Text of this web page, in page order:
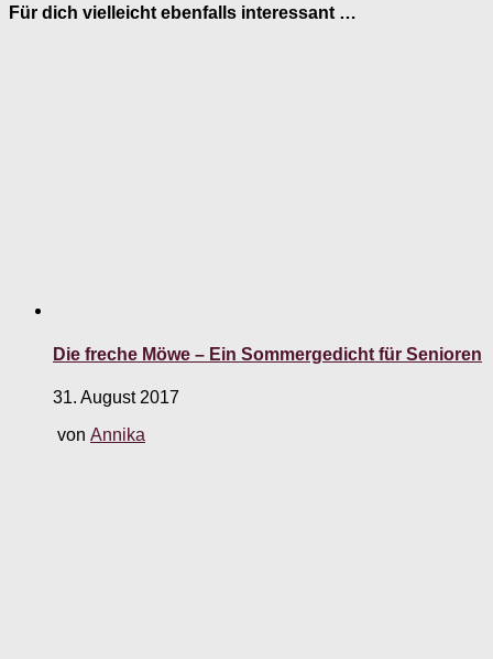
Für dich vielleicht ebenfalls interessant …
Die freche Möwe – Ein Sommergedicht für Senioren
31. August 2017
von Annika